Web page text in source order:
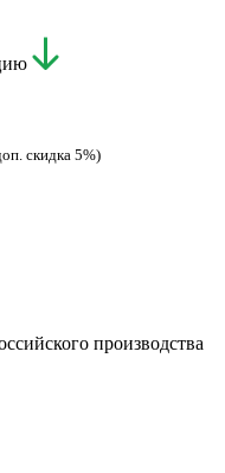
скидка 5%)
производства